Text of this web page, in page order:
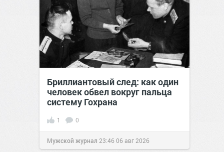
Бриллиантовый след: как один
человек обвел вокруг пальца
систему Гохрана
1 0
Мужской журнал 23:4606 авг 2026